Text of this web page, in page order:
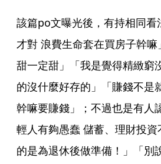
該篇po文曝光後，有持相同看
才對 浪費生命套在買房子幹
甜一定甜」「我是覺得精緻窮
的沒什麼好存的」「賺錢不是
幹嘛要賺錢」；不過也是有人
輕人有夠愚蠢 儲蓄、理財投
的是為退休後做準備！」「別